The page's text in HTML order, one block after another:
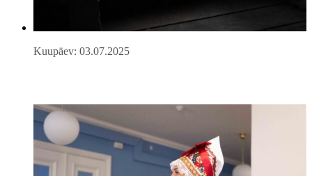
Kuupäev: 03.07.2025